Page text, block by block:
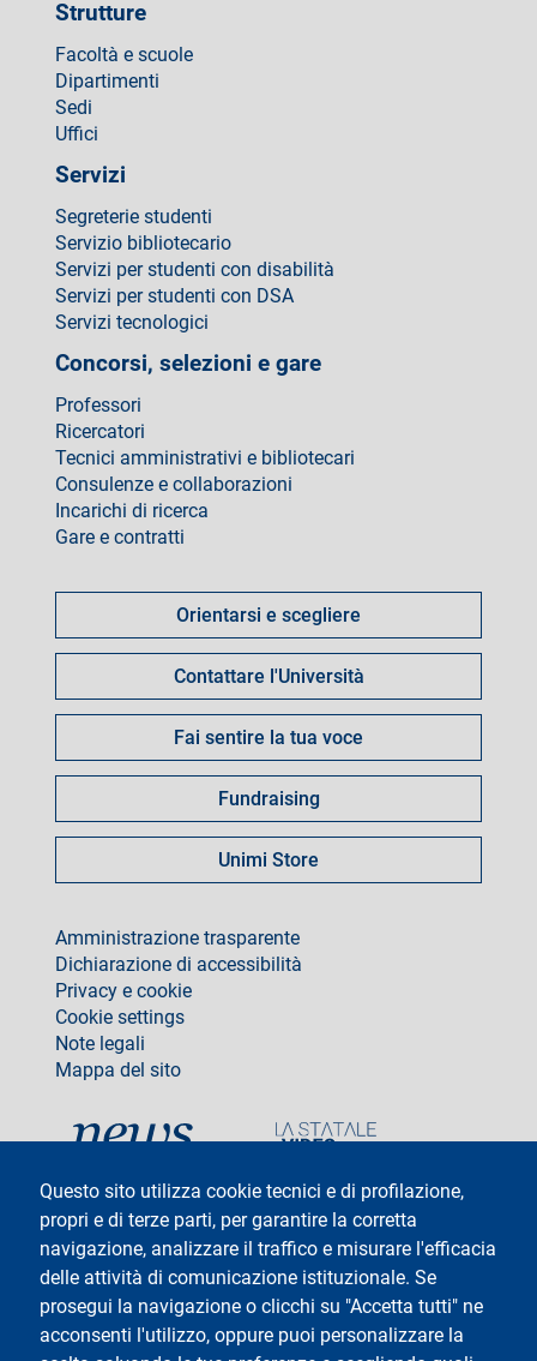
Questo sito utilizza cookie tecnici e di profilazione,
propri e di terze parti, per garantire la corretta
navigazione, analizzare il traffico e misurare l'efficacia
delle attività di comunicazione istituzionale. Se
prosegui la navigazione o clicchi su "Accetta tutti" ne
acconsenti l'utilizzo, oppure puoi personalizzare la
Strutture
Facoltà e scuole
Dipartimenti
Sedi
Uffici
Servizi
Segreterie studenti
Servizio bibliotecario
Servizi per studenti con disabilità
Servizi per studenti con DSA
Servizi tecnologici
Concorsi, selezioni e gare
Professori
Ricercatori
Tecnici amministrativi e bibliotecari
Consulenze e collaborazioni
Incarichi di ricerca
Gare e contratti
fare
Orientarsi e scegliere
Contattare l'Università
Fai sentire la tua voce
Fundraising
Unimi Store
footer
Amministrazione trasparente
Dichiarazione di accessibilità
Privacy e cookie
Cookie settings
Note legali
Mappa del sito
Testo
Università degli Studi di Milano
Via Festa del Perdono 7 - 20122 Milano
Tel: +39 02 5032 5032
InformaStudenti
Posta Elettronica Certificata
social